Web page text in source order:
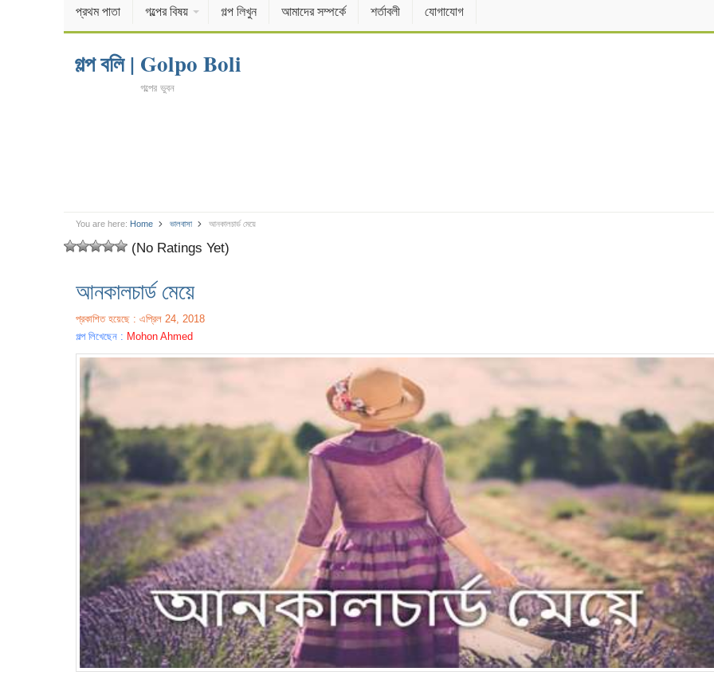
প্রথম পাতা গল্পের বিষয় গল্প লিখুন আমাদের সম্পর্কে শর্তাবলী যোগাযোগ
গল্প বলি | Golpo Boli
গল্পের ভুবন
You are here: Home ভালবাসা আনকালচার্ড মেয়ে
(No Ratings Yet)
আনকালচার্ড মেয়ে
প্রকাশিত হয়েছে : এপ্রিল 24, 2018
গল্প লিখেছেন : Mohon Ahmed